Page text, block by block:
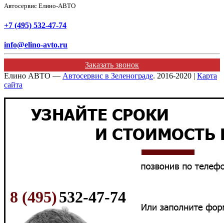
Автосервис Елино-АВТО
+7 (495) 532-47-74
info@elino-avto.ru
Заказать звонок
Елино АВТО — Автосервис в Зеленограде. 2016-2020 | Карта
сайта
8 (495)532-47-74